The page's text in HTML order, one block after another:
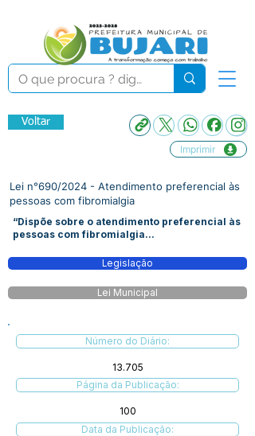
Voltar
Imprimir
Lei n°690/2024 - Atendimento preferencial às
pessoas com fibromialgia
“Dispõe sobre o atendimento preferencial às
pessoas com fibromialgia...
Legislação
Lei Municipal
Número do Diário:
13.705
Página da Publicação:
100
Data da Publicação: